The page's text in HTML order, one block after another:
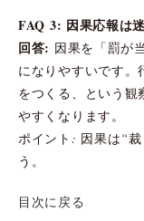
FAQ 3: 因果応報は
回答: 因果を「罰が
になりやすいです。
をつくる、という観
やすくなります。
ポイント: 因果は“
う。
目次に戻る